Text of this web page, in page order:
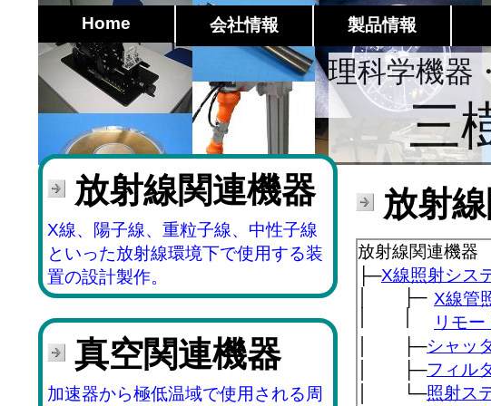
理科学機器
三
放射
放射線関連機器
X線、陽子線、重粒子線、中性子線
といった放射線環境下で使用する装
置の設計製作。
真空関連機器
加速器から極低温域で使用される周
Home 会社情報 製品情報